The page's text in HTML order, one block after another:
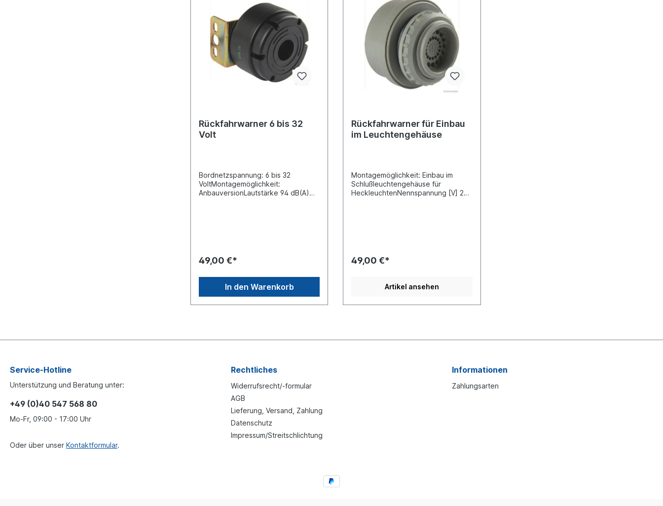
Rückfahrwarner 6 bis 32
Volt
Bordnetzspannung: 6 bis 32
VoltMontagemöglichkeit:
AnbauversionLautstärke 94 dB(A)
49,00 €*
In den Warenkorb
Rückfahrwarner für Einbau
im Leuchtengehäuse
Montagemöglichkeit: Einbau im
Schlußleuchtengehäuse für
HeckleuchtenNennspannung [V] 24
49,00 €*
Artikel ansehen
Service-Hotline
Unterstützung und Beratung unter:
+49 (0)40 547 568 80
Mo-Fr, 09:00 - 17:00 Uhr
Oder über unser Kontaktformular.
Rechtliches
Widerrufsrecht/-formular
AGB
Lieferung, Versand, Zahlung
Datenschutz
Impressum/Streitschlichtung
Informationen
Zahlungsarten